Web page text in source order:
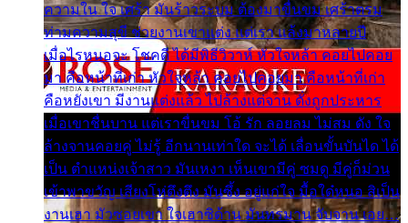
ความใน ใจ เศร้า มันร้าวระบม ต้องมาขื่นขม เศร้าตรม
ท่ามความสุขี ช่วยงานเขาแต่ง แต่เรา แล้งมาหลายปี
เมื่อไรหนอจะ โชคดี ได้มีพิธีวิวาห์ หัวใจหล้า คอยไปคอย
มา คือหน้าที่เก่า หัวใจหล้า คอยไปคอยมา คือหน้าที่เก่า
คือหยังเขา มีงานแต่งแล้ว ไปล้างแต่จาน ดั่งถูกประหาร
เมื่อเขาชื่นบาน แต่เราขื่นขม โอ้ รัก ลอยลม ไม่สม ดัง ใจ
ล้างจานคอยคู่ ไม่รู้ อีกนานเท่าใด จะได้ เลื่อนขั้นบันได ได้
เป็น ตำแหน่งเจ้าสาว มันเหงา เห็นเขามีคู่ ซมดู มีคู่ก็ม่วน
เข้าพาขวัญ เสียงโห่ตึงตึง มันซึ้ง อยู่แก่ใจ มื้อใด๋หนอ สิเป็น
งานเฮา มัวซอยเขา ใจเฮาซิด้าน มันทรมาน จับจาน เอย…